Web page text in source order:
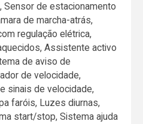
Sensor de estacionamento
de marcha-atrás,
regulação elétrica,
Assistente activo
de aviso de
de velocidade,
sinais de velocidade,
faróis, Luzes diurnas,
start/stop, Sistema ajuda